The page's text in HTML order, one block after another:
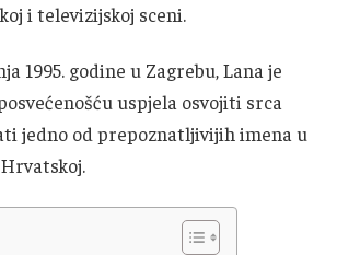
i televizijskoj sceni.
1995. godine u Zagrebu, Lana je
uspjela osvojiti srca
jedno od prepoznatljivijih imena u